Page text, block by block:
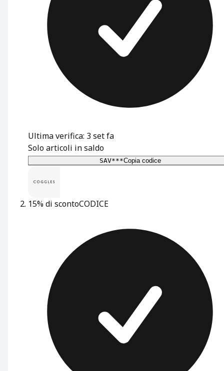
Ultima verifica: 3 set fa
Solo articoli in saldo
SAV***Copia codice
15% di scontoCODICE